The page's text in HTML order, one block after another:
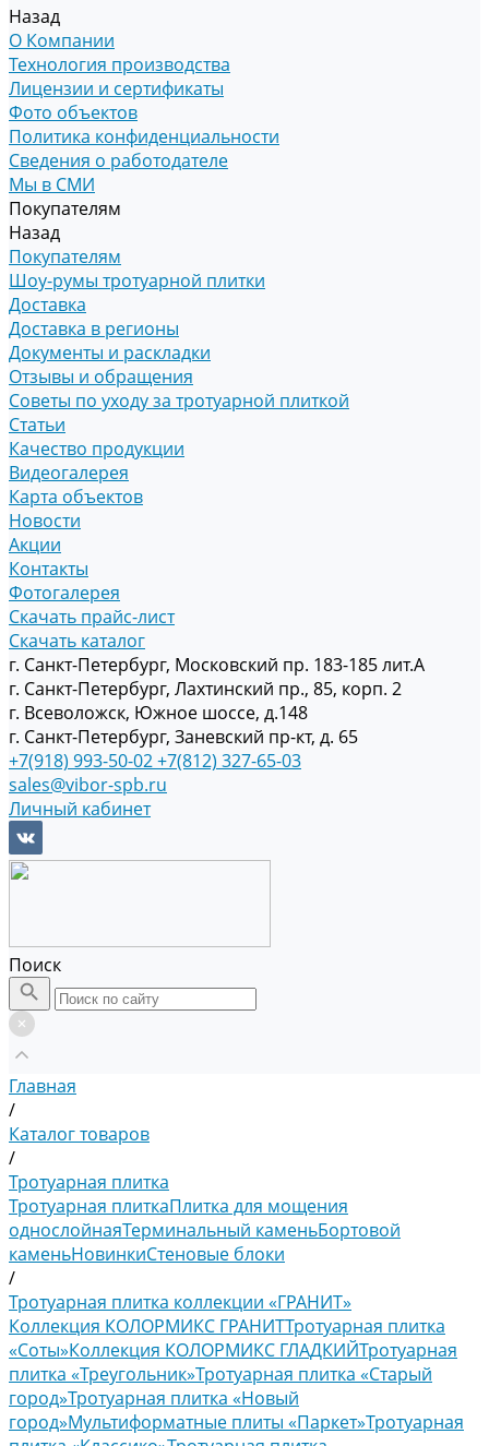
Назад
О Компании
Технология производства
Лицензии и сертификаты
Фото объектов
Политика конфиденциальности
Сведения о работодателе
Мы в СМИ
Покупателям
Назад
Покупателям
Шоу-румы тротуарной плитки
Доставка
Доставка в регионы
Документы и раскладки
Отзывы и обращения
Советы по уходу за тротуарной плиткой
Статьи
Качество продукции
Видеогалерея
Карта объектов
Новости
Акции
Контакты
Фотогалерея
Скачать прайс-лист
Скачать каталог
г. Санкт-Петербург, Московский пр. 183-185 лит.А
г. Санкт-Петербург, Лахтинский пр., 85, корп. 2
г. Всеволожск, Южное шоссе, д.148
г. Санкт-Петербург, Заневский пр-кт, д. 65
+7(918) 993-50-02+7(812) 327-65-03
sales@vibor-spb.ru
Личный кабинет
Поиск
Главная
/
Каталог товаров
/
Тротуарная плитка
Тротуарная плиткаПлитка для мощения
однослойнаяТерминальный каменьБортовой
каменьНовинкиСтеновые блоки
/
Тротуарная плитка коллекции «ГРАНИТ»
Коллекция КОЛОРМИКС ГРАНИТТротуарная плитка
«Соты»Коллекция КОЛОРМИКС ГЛАДКИЙТротуарная
плитка «Треугольник»Тротуарная плитка «Старый
город»Тротуарная плитка «Новый
город»Мультиформатные плиты «Паркет»Тротуарная